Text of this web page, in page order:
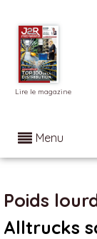
Lire le magazine
Menu
Poids
Alltrucks